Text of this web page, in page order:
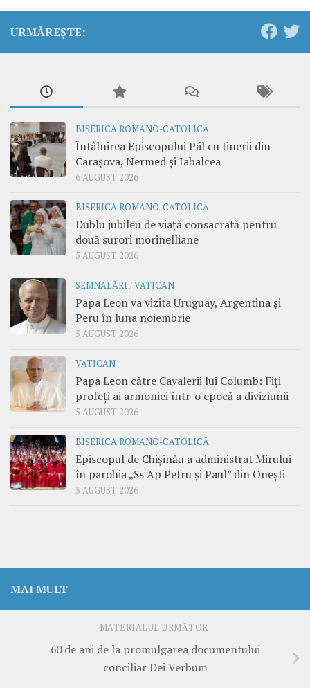
URMĂREȘTE:
BISERICA ROMANO-CATOLICĂ
Întâlnirea Episcopului Pál cu tinerii din
Carașova, Nermed și Iabalcea
6 AUGUST 2026
BISERICA ROMANO-CATOLICĂ
Dublu jubileu de viață consacrată pentru
două surori morinelliane
5 AUGUST 2026
SEMNALĂRI /VATICAN
Papa Leon va vizita Uruguay, Argentina și
Peru în luna noiembrie
5 AUGUST 2026
VATICAN
Papa Leon către Cavalerii lui Columb: Fiți
profeți ai armoniei într-o epocă a diviziunii
5 AUGUST 2026
BISERICA ROMANO-CATOLICĂ
Episcopul de Chișinău a administrat Mirului
în parohia „Ss Ap Petru și Paul” din Onești
5 AUGUST 2026
MAI MULT
MATERIALUL URMĂTOR
60 de ani de la promulgarea documentului
conciliar Dei Verbum